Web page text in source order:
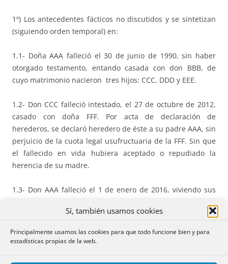
Sí, también usamos cookies
Principalmente usamos las cookies para que todo funcione bien y para
estadísticas propias de la web.
1º) Los antecedentes fácticos no discutidos y se sintetizan
(siguiendo orden temporal) en:
1.1- Doña AAA falleció el 30 de junio de 1990, sin haber
otorgado testamento, entando casada con don BBB, de
cuyo matrimonio nacieron tres hijos: CCC, DDD y EEE.
1.2- Don CCC falleció intestado, el 27 de octubre de 2012,
casado con doña FFF. Por acta de declaración de
herederos, se declaró heredero de éste a su padre AAA, sin
perjuicio de la cuota legal usufructuaria de la FFF. Sin que
el fallecido en vida hubiera aceptado o repudiado la
herencia de su madre.
1.3- Don AAA falleció el 1 de enero de 2016, viviendo sus
de octubre de 2012, instituyéndolos herederos por partes